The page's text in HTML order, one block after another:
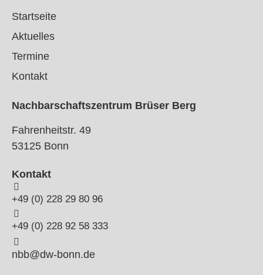
Startseite
Aktuelles
Termine
Kontakt
Nachbarschaftszentrum Brüser Berg
Fahrenheitstr. 49
53125 Bonn
Kontakt
+49 (0) 228 29 80 96
+49 (0) 228 92 58 333
nbb@dw-bonn.de